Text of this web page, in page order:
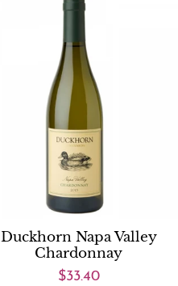
Duckhorn Napa Valley
Chardonnay
$33.40